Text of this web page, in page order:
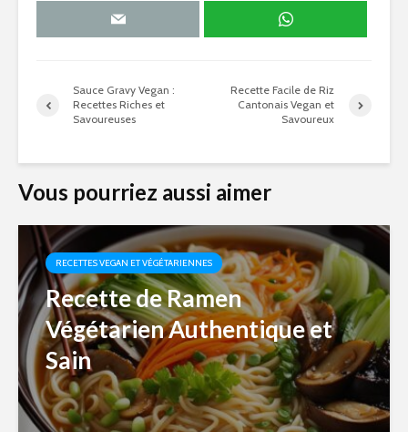
Sauce Gravy Vegan :
Recettes Riches et
Savoureuses
Recette Facile de Riz
Cantonais Vegan et
Savoureux
Vous pourriez aussi aimer
RECETTES VEGAN ET VÉGÉTARIENNES
Recette de Ramen
Végétarien Authentique et
Sain